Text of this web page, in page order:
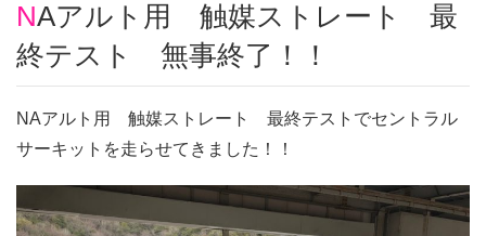
NAアルト用 触媒ストレート 最
終テスト 無事終了！！
NAアルト用 触媒ストレート 最終テストでセントラル
サーキットを走らせてきました！！